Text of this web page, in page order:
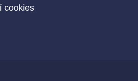
cookies